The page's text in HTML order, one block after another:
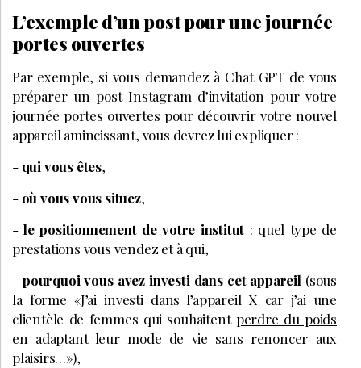
L’exemple d’un post pour une journée
portes ouvertes
Par exemple, si vous demandez à Chat GPT de vous
préparer un post Instagram d’invitation pour votre
journée portes ouvertes pour découvrir votre nouvel
appareil amincissant, vous devrez lui expliquer :
- qui vous êtes,
- où vous vous situez,
-le positionnement de votre institut : quel type de
prestations vous vendez et à qui,
- pourquoi vous avez investi dans cet appareil (sous
la forme «J’ai investi dans l’appareil X car j’ai une
clientèle de femmes qui souhaitent perdre du poids
en adaptant leur mode de vie sans renoncer aux
plaisirs…»),